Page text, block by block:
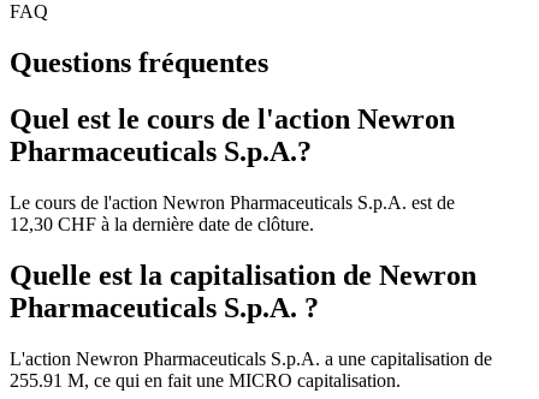
FAQ
Questions fréquentes
Quel est le cours de l'action Newron
Pharmaceuticals S.p.A.?
Le cours de l'action Newron Pharmaceuticals S.p.A. est de
12,30 CHF à la dernière date de clôture.
Quelle est la capitalisation de Newron
Pharmaceuticals S.p.A. ?
L'action Newron Pharmaceuticals S.p.A. a une capitalisation de
255.91 M, ce qui en fait une MICRO capitalisation.